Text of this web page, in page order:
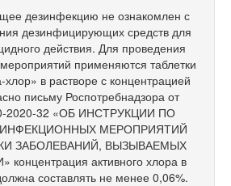
дезинфекцию не ознакомлен с
дезинфицирующих средств для
действия. Для проведения
применяются таблетки
в растворе с концентрацией
письму Роспотребнадзора от
2020-32 «ОБ ИНСТРУКЦИИ ПО
МЕРОПРИЯТИЙ
ЗАБОЛЕВАНИЙ, ВЫЗЫВАЕМЫХ
активного хлора в
составлять не менее 0,06%.